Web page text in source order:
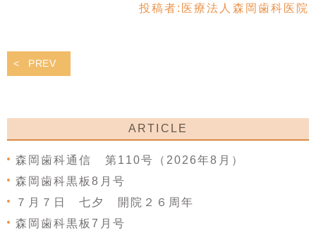
投稿者: 医療法人森岡歯科医院
PREV
ARTICLE
森岡歯科通信 第110号（2026年8月）
森岡歯科黒板8月号
７月７日 七夕 開院２６周年
森岡歯科黒板7月号